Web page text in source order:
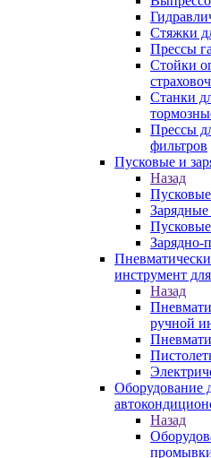
Стяжки
Прессы
Стойки
Станки
Прессы
фильтров
Пусковые и
Назад
Пусковые
Зарядные
Пусковые
Зарядно-
инструмент
Назад
ручной
Оборудование
Назад